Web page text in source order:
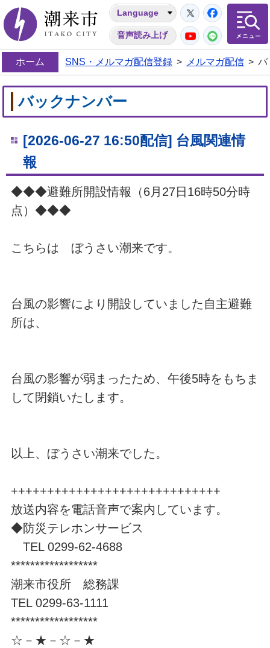
潮来市
Language
音声読み上げ
Twitter
YouTube
LINE
ホーム SNS・メルマガ配信登録 > メルマガ配信 > バ
バックナンバー
[2026-06-27 16:50配信] 台風関連情
報
◆◆◆避難所開設情報（6月27日16時50分時
点）◆◆◆
こちらは ぼうさい潮来です。
台風の影響により開設していました自主避難
所は、
台風の影響が弱まったため、午後5時をもちま
して閉鎖いたします。
以上、ぼうさい潮来でした。
+++++++++++++++++++++++++++++
放送内容を電話音声で案内しています。
◆防災テレホンサービス
TEL 0299-62-4688
******************
潮来市役所 総務課
TEL 0299-63-1111
******************
☆－★－☆－★